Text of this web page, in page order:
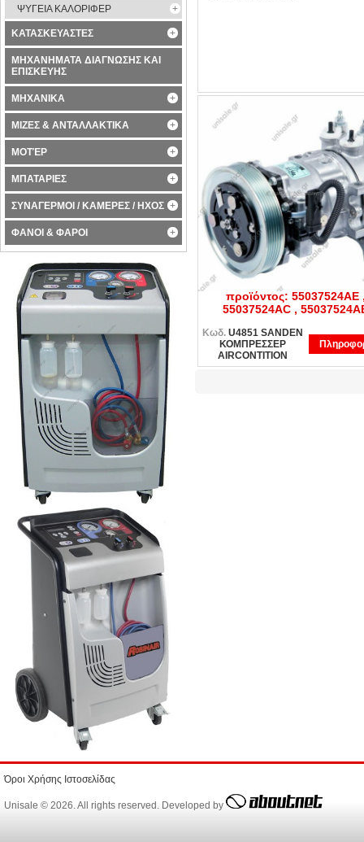
U4851 SANDEN
AIRCONDITION Chrysler
Liberty 4851 2002-2004
προϊόντος: 55037524AE
55037524AC ,
Κωδ. U4851 SANDEN
ΚΟΜΠΡΕΣΣΕΡ
AIRCONTITION
ΨΥΓΕΙΑ ΚΑΛΟΡΙΦΕΡ
ΚΑΤΑΣΚΕΥΑΣΤΕΣ
ΜΗΧΑΝΗΜΑΤΑ ΔΙΑΓΝΩΣΗΣ ΚΑΙ
ΕΠΙΣΚΕΥΗΣ
ΜΗΧΑΝΙΚΑ
ΜΙΖΕΣ & ΑΝΤΑΛΛΑΚΤΙΚΑ
ΜΟΤΈΡ
ΜΠΑΤΑΡΙΕΣ
ΣΥΝΑΓΕΡΜΟΙ / ΚΑΜΕΡΕΣ / ΗΧΟΣ
ΦΑΝΟΙ & ΦΑΡΟΙ
Όροι Χρήσης Ιστοσελίδας
Unisale © 2026. All rights reserved. Developed by